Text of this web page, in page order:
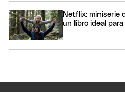
Netflix: miniserie
un libro ideal